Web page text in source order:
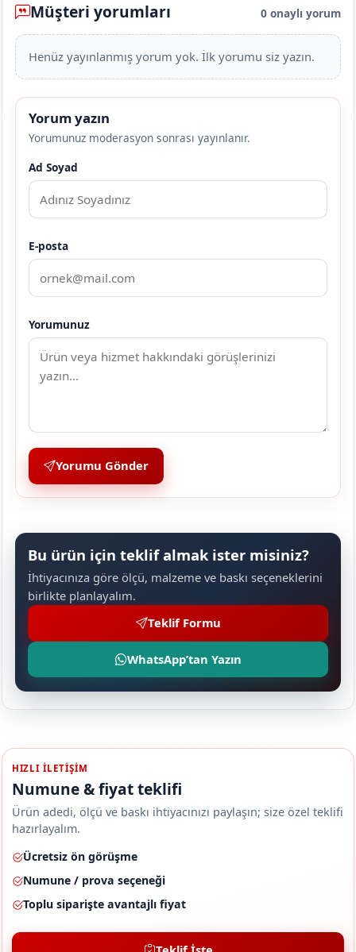
Müşteri yorumları 0 onaylı yorum
Henüz yayınlanmış yorum yok. İlk yorumu siz yazın.
Yorum yazın
Yorumunuz moderasyon sonrası yayınlanır.
Ad Soyad
E-posta
Yorumunuz
Yorumu Gönder
Bu ürün için teklif almak ister misiniz?
İhtiyacınıza göre ölçü, malzeme ve baskı seçeneklerini
birlikte planlayalım.
Teklif Formu
WhatsApp’tan Yazın
HIZLI ILETIŞIM
Numune & fiyat teklifi
Ürün adedi, ölçü ve baskı ihtiyacınızı paylaşın; size özel teklifi
hazırlayalım.
Ücretsiz ön görüşme
Numune / prova seçeneği
Toplu siparişte avantajlı fiyat